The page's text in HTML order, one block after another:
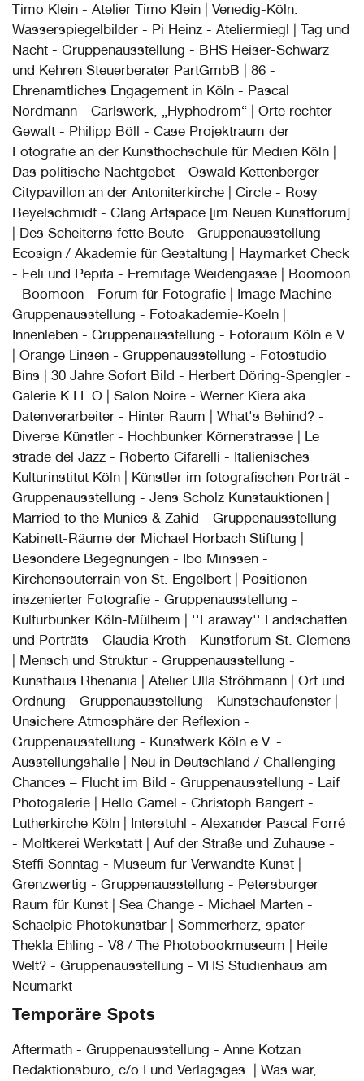
Timo Klein - Atelier Timo Klein | Venedig-Köln:
Wasserspiegelbilder - Pi Heinz - Ateliermiegl | Tag und
Nacht - Gruppenausstellung - BHS Heiser-Schwarz
und Kehren Steuerberater PartGmbB | 86 -
Ehrenamtliches Engagement in Köln - Pascal
Nordmann - Carlswerk, „Hyphodrom“ | Orte rechter
Gewalt - Philipp Böll - Case Projektraum der
Fotografie an der Kunsthochschule für Medien Köln |
Das politische Nachtgebet - Oswald Kettenberger -
Citypavillon an der Antoniterkirche | Circle - Rosy
Beyelschmidt - Clang Artspace [im Neuen Kunstforum]
| Des Scheiterns fette Beute - Gruppenausstellung -
Ecosign / Akademie für Gestaltung | Haymarket Check
- Feli und Pepita - Eremitage Weidengasse | Boomoon
- Boomoon - Forum für Fotografie | Image Machine -
Gruppenausstellung - Fotoakademie-Koeln |
Innenleben - Gruppenausstellung - Fotoraum Köln e.V.
| Orange Linsen - Gruppenausstellung - Fotostudio
Bins | 30 Jahre Sofort Bild - Herbert Döring-Spengler -
Galerie K I L O | Salon Noire - Werner Kiera aka
Datenverarbeiter - Hinter Raum | What's Behind? -
Diverse Künstler - Hochbunker Körnerstrasse | Le
strade del Jazz - Roberto Cifarelli - Italienisches
Kulturinstitut Köln | Künstler im fotografischen Porträt -
Gruppenausstellung - Jens Scholz Kunstauktionen |
Married to the Munies & Zahid - Gruppenausstellung -
Kabinett-Räume der Michael Horbach Stiftung |
Besondere Begegnungen - Ibo Minssen -
Kirchensouterrain von St. Engelbert | Positionen
inszenierter Fotografie - Gruppenausstellung -
Kulturbunker Köln-Mülheim | ''Faraway'' Landschaften
und Porträts - Claudia Kroth - Kunstforum St. Clemens
| Mensch und Struktur - Gruppenausstellung -
Kunsthaus Rhenania | Atelier Ulla Ströhmann | Ort und
Ordnung - Gruppenausstellung - Kunstschaufenster |
Unsichere Atmosphäre der Reflexion -
Gruppenausstellung - Kunstwerk Köln e.V. -
Ausstellungshalle | Neu in Deutschland / Challenging
Chances – Flucht im Bild - Gruppenausstellung - Laif
Photogalerie | Hello Camel - Christoph Bangert -
Lutherkirche Köln | Interstuhl - Alexander Pascal Forré
- Moltkerei Werkstatt | Auf der Straße und Zuhause -
Steffi Sonntag - Museum für Verwandte Kunst |
Grenzwertig - Gruppenausstellung - Petersburger
Raum für Kunst | Sea Change - Michael Marten -
Schaelpic Photokunstbar | Sommerherz, später -
Thekla Ehling - V8 / The Photobookmuseum | Heile
Welt? - Gruppenausstellung - VHS Studienhaus am
Neumarkt
Temporäre Spots
Aftermath - Gruppenausstellung - Anne Kotzan
Redaktionsbüro, c/o Lund Verlagsges. | Was war,